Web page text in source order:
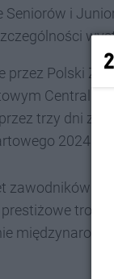
Seniorów i
przez Polski
trzy dni
2024.
zawodników